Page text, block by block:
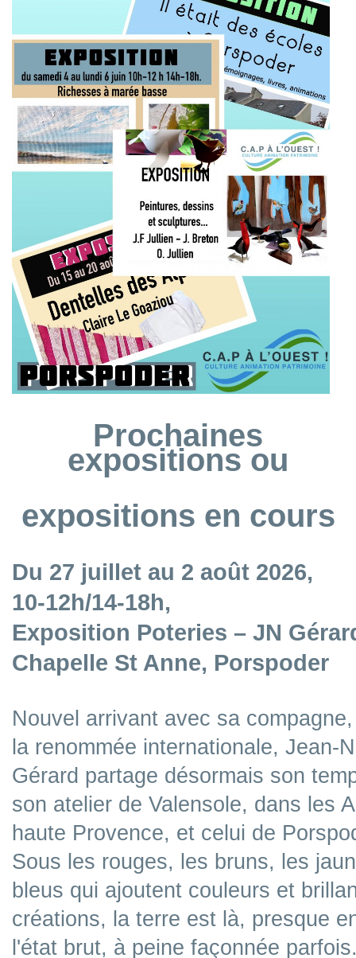
Prochaines
expositions ou
expositions en cours
Du 27 juillet au 2 août 2026,
10-12h/14-18h,
Exposition Poteries – JN
Chapelle St Anne, Porspoder
Nouvel arrivant avec sa
la renommée internationale, Jean-
Gérard partage désormais son
son atelier de Valensole, dans les
haute Provence, et celui de
Sous les rouges, les bruns, les
bleus qui ajoutent couleurs et
créations, la terre est là, presque
l'état brut, à peine façonnée